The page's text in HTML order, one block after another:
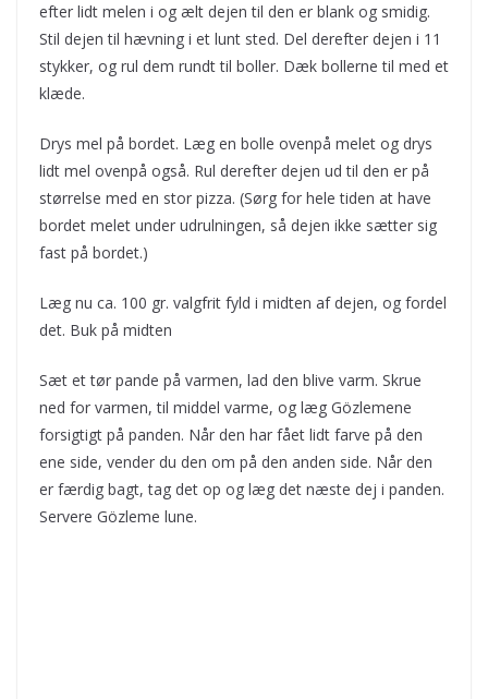
efter lidt melen i og ælt dejen til den er blank og smidig.
Stil dejen til hævning i et lunt sted. Del derefter dejen i 11
stykker, og rul dem rundt til boller. Dæk bollerne til med et
klæde.
Drys mel på bordet. Læg en bolle ovenpå melet og drys
lidt mel ovenpå også. Rul derefter dejen ud til den er på
størrelse med en stor pizza. (Sørg for hele tiden at have
bordet melet under udrulningen, så dejen ikke sætter sig
fast på bordet.)
Læg nu ca. 100 gr. valgfrit fyld i midten af dejen, og fordel
det. Buk på midten
Sæt et tør pande på varmen, lad den blive varm. Skrue
ned for varmen, til middel varme, og læg Gözlemene
forsigtigt på panden. Når den har fået lidt farve på den
ene side, vender du den om på den anden side. Når den
er færdig bagt, tag det op og læg det næste dej i panden.
Servere Gözleme lune.